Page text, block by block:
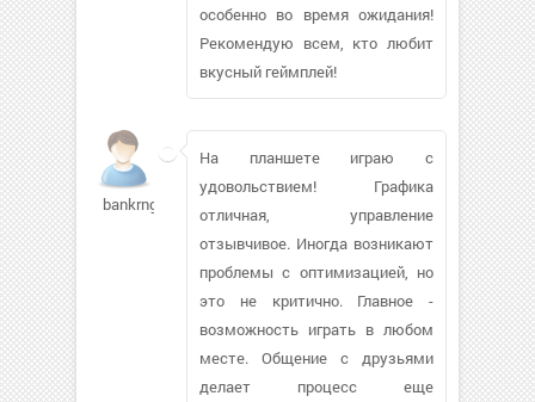
особенно во время ожидания!
Рекомендую всем, кто любит
вкусный геймплей!
bankrng
На планшете играю с
удовольствием! Графика
отличная, управление
отзывчивое. Иногда возникают
проблемы с оптимизацией, но
это не критично. Главное -
возможность играть в любом
месте. Общение с друзьями
делает процесс еще